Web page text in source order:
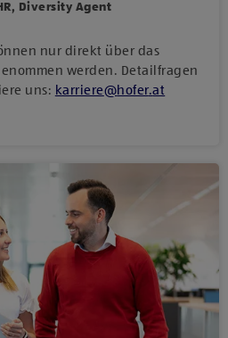
Diversity Agent
nur direkt über das
werden. Detailfragen
uns: karriere@hofer.at